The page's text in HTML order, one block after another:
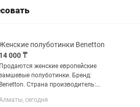
полуботинки Benetton
14 000 ₸
Продаются женские европейские
полуботинки. Бренд:
Benetton. Страна производитель:
качества
сегодня